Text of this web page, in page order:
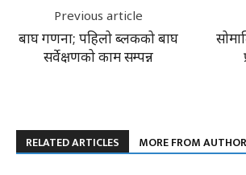
Previous article
बाघ गणना; पहिलो ब्लकको बाघ
सर्वेक्षणको काम सम्पन्न
RELATED ARTICLES MORE FROM AUTHOR